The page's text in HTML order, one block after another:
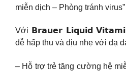
miễn dịch – Phòng tránh virus”
Với 𝗕𝗿𝗮𝘂𝗲𝗿 𝗟𝗶𝗾𝘂𝗶𝗱
dễ hấp thu và dịu nhẹ với dạ
– Hỗ trợ trẻ tăng cường hệ